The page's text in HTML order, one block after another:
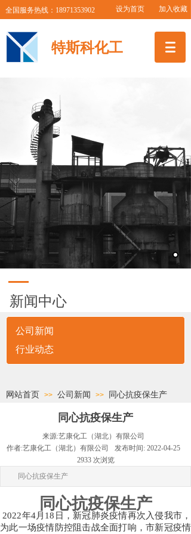
特斯科化工
全国服务热线：18971353902 设为首页 加入收藏
新闻中心
公司新闻
行业动态
网站首页 >> 公司新闻 >> 同心抗疫保生产
同心抗疫保生产
来源:艺康化工（湖北）有限公司
作者:艺康化工（湖北）有限公司 发布时间: 2022-04-25
2933 次浏览
同心抗疫保生产
同心抗疫保生产
2022年4月 18日，新冠肺炎疫情再次 入侵我市 ，
为此一场疫情防控阻击战全面打响，市新冠疫情